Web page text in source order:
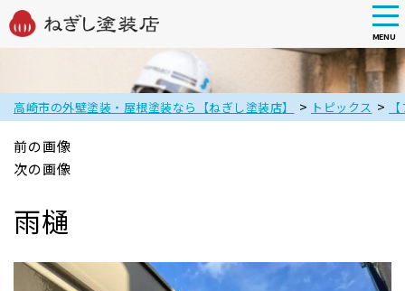
main
content
MENU
高崎市の外壁塗装・屋根塗装なら【ねぎし塗装店】 > トピックス >
前の画像
次の画像
雨樋